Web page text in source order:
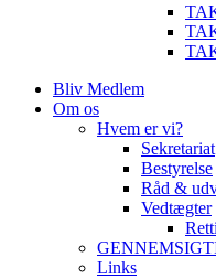
Bliv Medlem
Om os
Hvem er vi?
Sekretariat
Bestyrelse
Råd &
Vedtægter
Links